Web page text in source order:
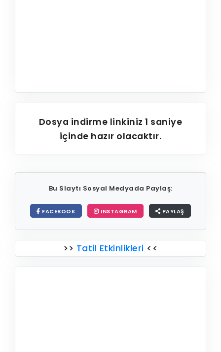
Dosya indirme linkiniz1 saniye
içinde hazır olacaktır.
Bu Slaytı Sosyal Medyada Paylaş:
FACEBOOK INSTAGRAM PAYLAŞ
>> Tatil Etkinlikleri <<